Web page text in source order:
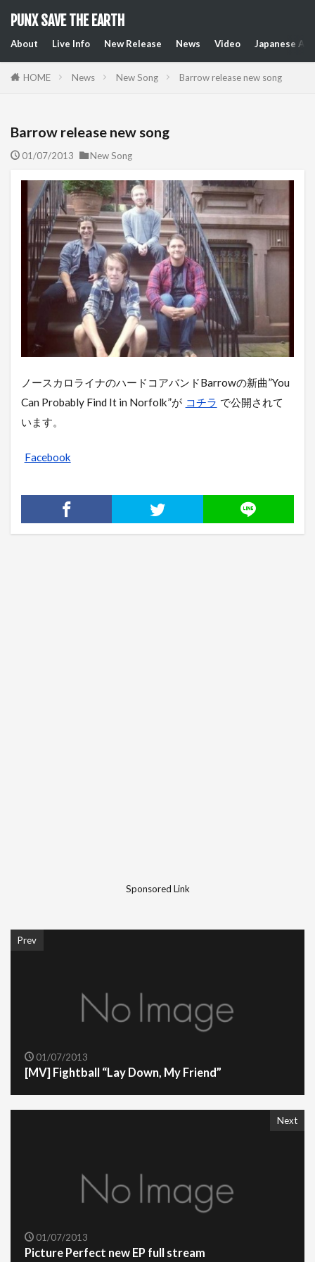
PUNX SAVE THE EARTH
About Live Info New Release News Video Japanese
HOME News New Song Barrow release new song
Barrow release new song
01/07/2013 New Song
ノースカロライナのハードコアバンドBarrowの新曲”You
Can Probably Find It in Norfolk”が コチラ で公開されて
います。
Facebook
Sponsored Link
Prev
01/07/2013
[MV] Fightball “Lay Down, My Friend”
Next
01/07/2013
Picture Perfect new EP full stream